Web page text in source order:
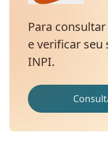
Para
e verificar seu
INPI.